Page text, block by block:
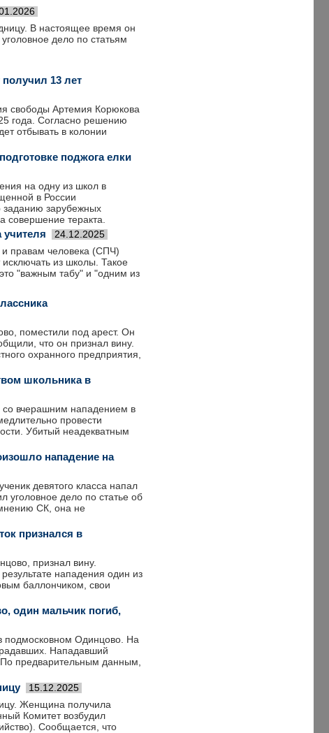
В настоящее время он
дело по статьям
получил 13 лет
свободы Артемия Корюкова
года. Согласно решению
отбывать в колонии
поджога елки
на одну из школ в
в России
заданию зарубежных
совершение теракта.
24.12.2025
и правам человека (СПЧ)
из школы. Такое
"важным табу" и "одним из
поместили под арест. Он
что он признал вину.
охранного предприятия,
школьника в
со вчерашним нападением в
провести
Убитый неадекватным
нападение на
девятого класса напал
уголовное дело по статье об
СК, она не
признался в
признал вину.
нападения один из
баллончиком, свои
один мальчик погиб,
подмосковном Одинцово. На
Нападавший
предварительным данным,
15.12.2025
Женщина получила
Комитет возбудил
Сообщается, что